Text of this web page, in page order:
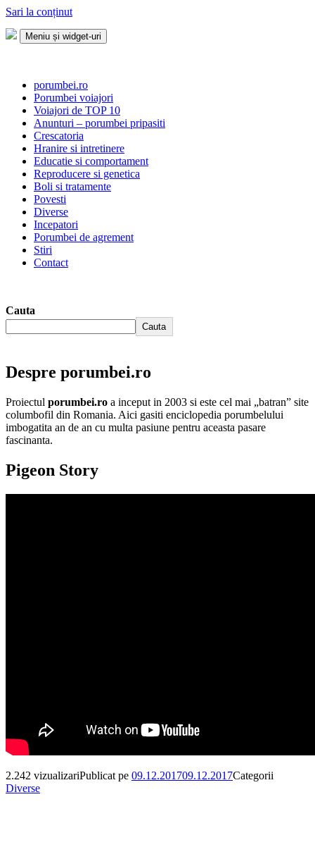
Sari la conținut
Meniu și widget-uri
porumbei.ro
Porumbei voiajori
Voiajori de TOP 10
Anunturi – porumbei pripasiti
Crescatoria
Hranire si intretinere
Educatie si comportament
Reproducere si genetica
Boli si tratamente
Povesti
Diverse
Incepatori
Porumbei de agrement
Stiri
Contact
Cauta
Cauta
Despre porumbei.ro
Proiectul porumbei.ro a inceput in 2003 si este cel mai „batran” site
columbofil din Romania. Aici gasiti enciclopedia porumbelului
imbogatita an de an cu multa pasiune pentru aceasta pasare
fascinanta.
Pigeon Story
2.242 vizualizariPublicat pe 09.12.201709.12.2017Categorii
Diverse